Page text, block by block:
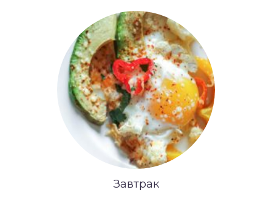
Завтрак